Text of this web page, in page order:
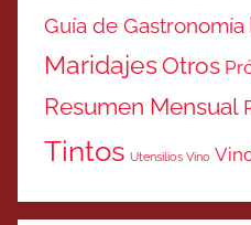
Guía de Gastronomía
MaridajesOtros
Resumen Mensual
Tintos Utensilios Vino